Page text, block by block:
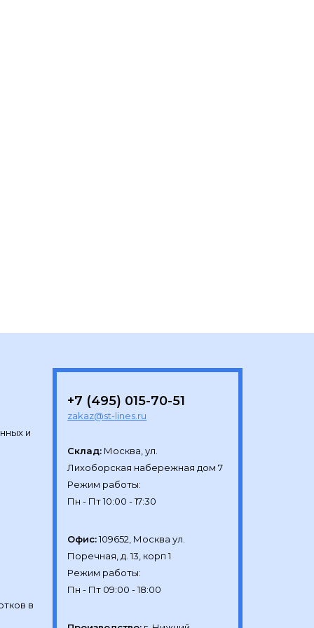
и
+7 (495) 015-70-51
zakaz@st-lines.ru
Склад: Москва, ул.
Лихоборская набережная дом 7
Режим работы:
Офис: 109652, Москва ул.
Поречная, д. 13, корп 1
Режим работы:
в